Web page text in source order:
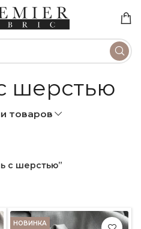
шерстью
товаров
с шерстью”
НОВИНКА